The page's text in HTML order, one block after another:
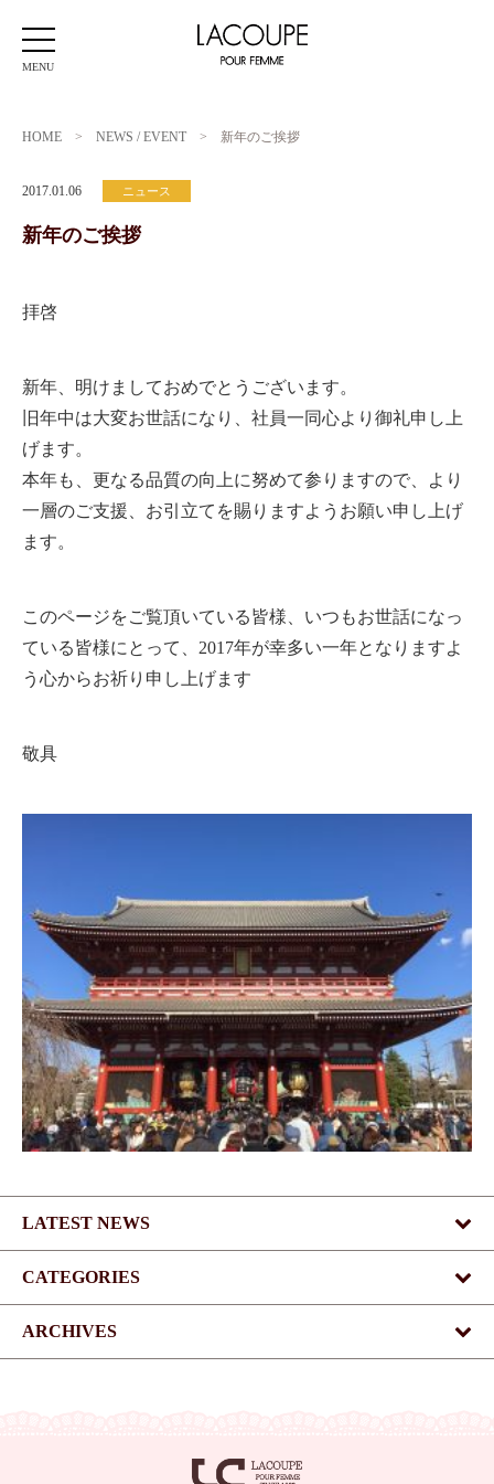
MENU
HOME > NEWS / EVENT > 新年のご挨拶
2017.01.06 ニュース
新年のご挨拶
拝啓
新年、明けましておめでとうございます。
旧年中は大変お世話になり、社員一同心より御礼申し上
げます。
本年も、更なる品質の向上に努めて参りますので、より
一層のご支援、お引立てを賜りますようお願い申し上げ
ます。
このページをご覧頂いている皆様、いつもお世話になっ
ている皆様にとって、2017年が幸多い一年となりますよ
う心からお祈り申し上げます
敬具
LATEST NEWS
CATEGORIES
ARCHIVES